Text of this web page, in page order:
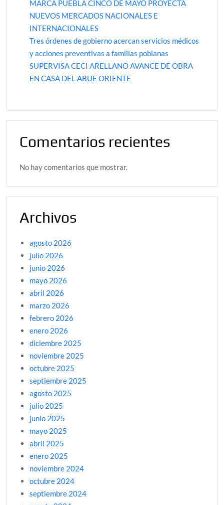
MARCA PUEBLA CINCO DE MAYO PROYECTA
NUEVOS MERCADOS NACIONALES E
INTERNACIONALES
Tres órdenes de gobierno acercan servicios médicos
y acciones preventivas a familias poblanas
SUPERVISA CECI ARELLANO AVANCE DE OBRA
EN CASA DEL ABUE ORIENTE
Comentarios recientes
No hay comentarios que mostrar.
Archivos
agosto 2026
julio 2026
junio 2026
mayo 2026
abril 2026
marzo 2026
febrero 2026
enero 2026
diciembre 2025
noviembre 2025
octubre 2025
septiembre 2025
agosto 2025
julio 2025
junio 2025
mayo 2025
abril 2025
enero 2025
noviembre 2024
octubre 2024
septiembre 2024